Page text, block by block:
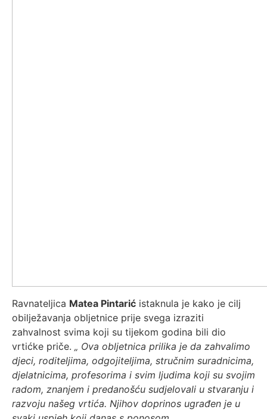
Ravnateljica Matea Pintarić istaknula je kako je cilj
obilježavanja obljetnice prije svega izraziti
zahvalnost svima koji su tijekom godina bili dio
vrtićke priče. „ Ova obljetnica prilika je da zahvalimo
djeci, roditeljima, odgojiteljima, stručnim suradnicima,
djelatnicima, profesorima i svim ljudima koji su svojim
radom, znanjem i predanošću sudjelovali u stvaranju i
razvoju našeg vrtića. Njihov doprinos ugrađen je u